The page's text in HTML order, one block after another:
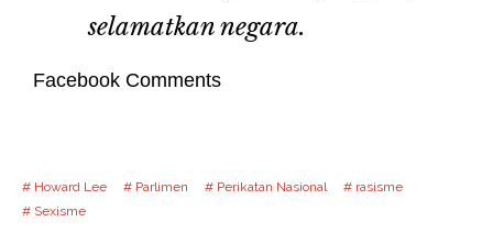
selamatkan negara.
Facebook Comments
Howard Lee Parlimen Perikatan Nasional
rasisme
Sexisme